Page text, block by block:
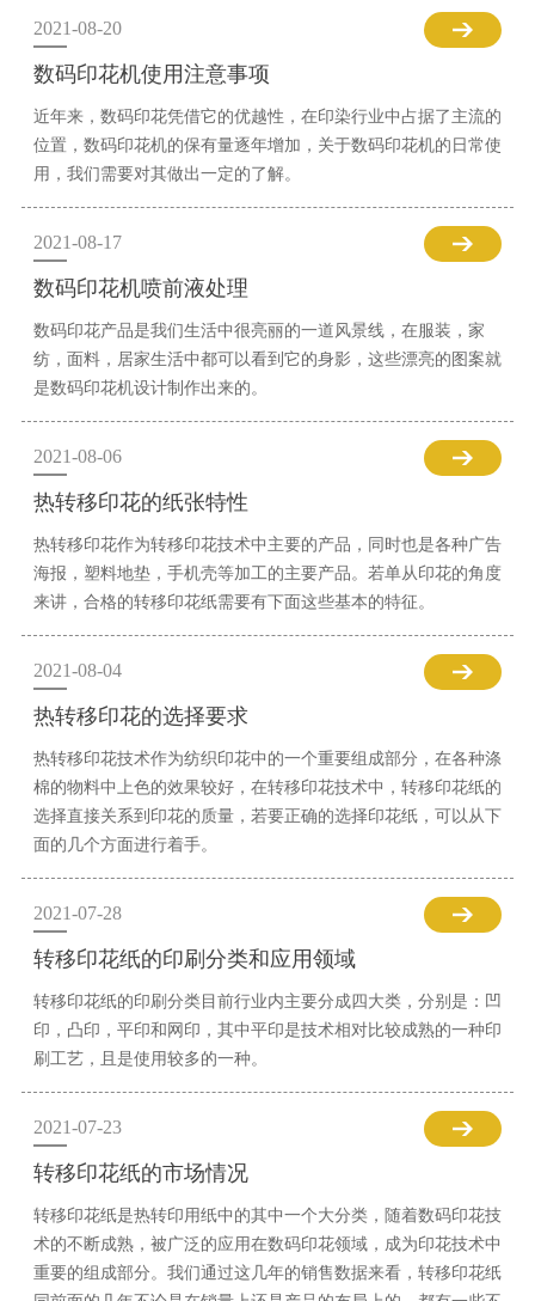
2021-08-20
数码印花机使用注意事项
近年来，数码印花凭借它的优越性，在印染行业中占据了主流的
位置，数码印花机的保有量逐年增加，关于数码印花机的日常使
用，我们需要对其做出一定的了解。
2021-08-17
数码印花机喷前液处理
数码印花产品是我们生活中很亮丽的一道风景线，在服装，家
纺，面料，居家生活中都可以看到它的身影，这些漂亮的图案就
是数码印花机设计制作出来的。
2021-08-06
热转移印花的纸张特性
热转移印花作为转移印花技术中主要的产品，同时也是各种广告
海报，塑料地垫，手机壳等加工的主要产品。若单从印花的角度
来讲，合格的转移印花纸需要有下面这些基本的特征。
2021-08-04
热转移印花的选择要求
热转移印花技术作为纺织印花中的一个重要组成部分，在各种涤
棉的物料中上色的效果较好，在转移印花技术中，转移印花纸的
选择直接关系到印花的质量，若要正确的选择印花纸，可以从下
面的几个方面进行着手。
2021-07-28
转移印花纸的印刷分类和应用领域
转移印花纸的印刷分类目前行业内主要分成四大类，分别是：凹
印，凸印，平印和网印，其中平印是技术相对比较成熟的一种印
刷工艺，且是使用较多的一种。
2021-07-23
转移印花纸的市场情况
转移印花纸是热转印用纸中的其中一个大分类，随着数码印花技
术的不断成熟，被广泛的应用在数码印花领域，成为印花技术中
重要的组成部分。我们通过这几年的销售数据来看，转移印花纸